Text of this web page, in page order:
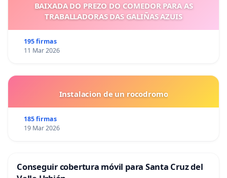
BAIXADA DO PREZO DO COMEDOR PARA AS
TRABALLADORAS DAS GALIÑAS AZUIS
195 firmas
11 Mar 2026
Instalacion de un rocodromo
185 firmas
19 Mar 2026
Conseguir cobertura móvil para Santa Cruz del